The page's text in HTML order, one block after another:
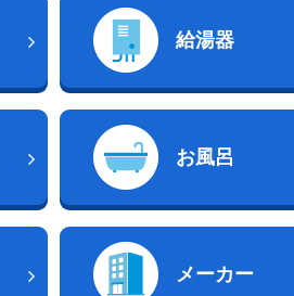
給湯器
お風呂
メーカー